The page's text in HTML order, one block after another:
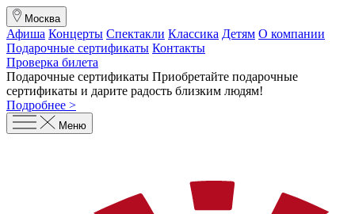
Москва
Афиша Концерты Спектакли Классика Детям О компании
Подарочные сертификаты Контакты
Проверка билета
Подарочные сертификаты Приобретайте подарочные
сертификаты и дарите радость близким людям!
Подробнее >
Меню